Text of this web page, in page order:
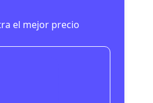
el mejor precio